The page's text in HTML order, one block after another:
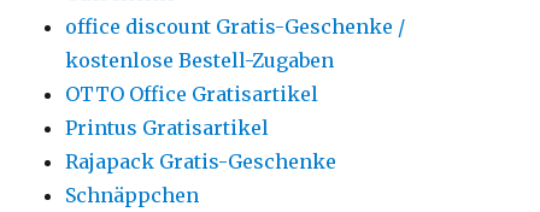
office discount Gratis-Geschenke /
kostenlose Bestell-Zugaben
OTTO Office Gratisartikel
Printus Gratisartikel
Rajapack Gratis-Geschenke
Schnäppchen